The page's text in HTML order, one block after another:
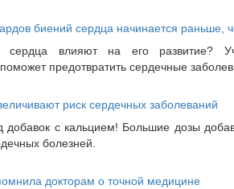
биений сердца начинается раньше,
сердца влияют на его развитие?
предотвратить сердечные
риск сердечных заболеваний
добавок с кальцием! Большие дозы
болезней.
докторам о точной медицине